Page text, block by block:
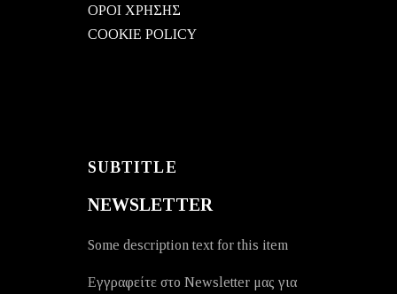
ΟΡΟΙ ΧΡΗΣΗΣ
COOKIE POLICY
SUBTITLE
NEWSLETTER
Some description text for this item
Εγγραφείτε στο Newsletter μας για